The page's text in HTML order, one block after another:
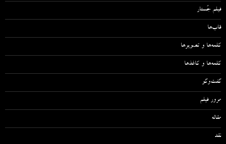
فیلم جُستار
قاب‌ها
کلمه‌ها و تصویرها
کلمه‌ها و کاغذها
گفت‌وگو
مرور فیلم
مقاله‌
نقد